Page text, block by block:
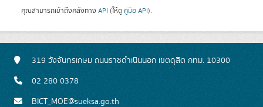
คุณสามารถเข้าถึงคลังทาง API (ให้ดู คู่มือ API).
319 วังจันทรเกษม ถนนราชดำเนินนอก เขตดุสิต กทม. 10300
02 280 0378
BICT_MOE@sueksa.go.th